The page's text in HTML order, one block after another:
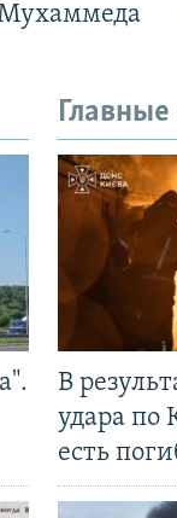
В
удара по
есть